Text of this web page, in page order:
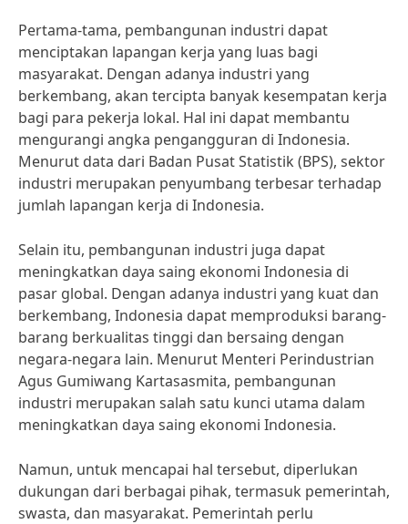
Pertama-tama, pembangunan industri dapat
menciptakan lapangan kerja yang luas bagi
masyarakat. Dengan adanya industri yang
berkembang, akan tercipta banyak kesempatan kerja
bagi para pekerja lokal. Hal ini dapat membantu
mengurangi angka pengangguran di Indonesia.
Menurut data dari Badan Pusat Statistik (BPS), sektor
industri merupakan penyumbang terbesar terhadap
jumlah lapangan kerja di Indonesia.
Selain itu, pembangunan industri juga dapat
meningkatkan daya saing ekonomi Indonesia di
pasar global. Dengan adanya industri yang kuat dan
berkembang, Indonesia dapat memproduksi barang-
barang berkualitas tinggi dan bersaing dengan
negara-negara lain. Menurut Menteri Perindustrian
Agus Gumiwang Kartasasmita, pembangunan
industri merupakan salah satu kunci utama dalam
meningkatkan daya saing ekonomi Indonesia.
Namun, untuk mencapai hal tersebut, diperlukan
dukungan dari berbagai pihak, termasuk pemerintah,
swasta, dan masyarakat. Pemerintah perlu